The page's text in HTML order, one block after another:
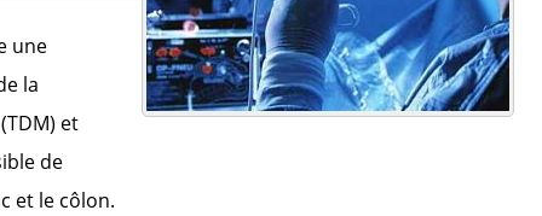
une
la
et
de
et le côlon.